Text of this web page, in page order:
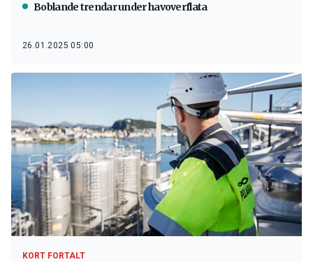
Boblande trendar under havoverflata
26.01.2025 05:00
KORT FORTALT